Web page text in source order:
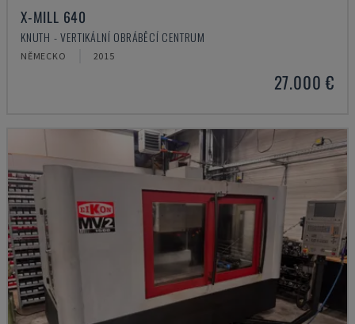
X-MILL 640
KNUTH - VERTIKÁLNÍ OBRÁBĚCÍ CENTRUM
NĚMECKO 2015
27.000 €